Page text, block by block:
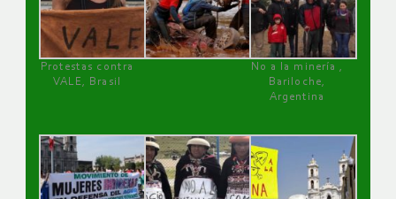
Protestas contra
VALE, Brasil
No a la minería ,
Bariloche,
Argentina